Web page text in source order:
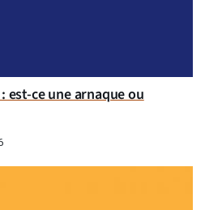
est-ce une arnaque ou